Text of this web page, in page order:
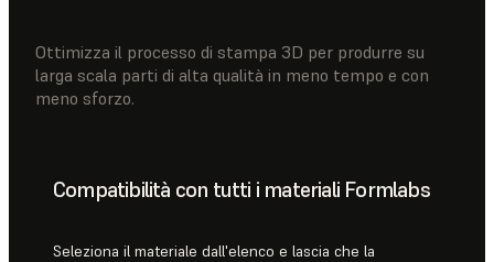
Ottimizza il processo di stampa 3D per produrre su
larga scala parti di alta qualità in meno tempo e con
meno sforzo.
Compatibilità con tutti i materiali Formlabs
Seleziona il materiale dall'elenco e lascia che la